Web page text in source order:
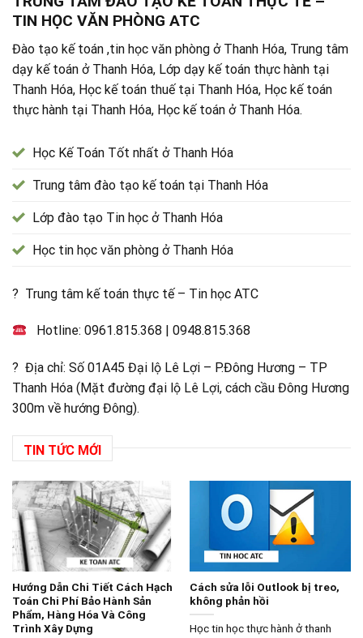
TIN HỌC VĂN PHÒNG ATC
Đào tạo kế toán ,tin học văn phòng ở Thanh Hóa, Trung tâm
dạy kế toán ở Thanh Hóa, Lớp dạy kế toán thực hành tại
Thanh Hóa, Học kế toán thuế tại Thanh Hóa, Học kế toán
thực hành tại Thanh Hóa, Học kế toán ở Thanh Hóa.
Học Kế Toán Tốt nhất ở Thanh Hóa
Trung tâm đào tạo kế toán tại Thanh Hóa
Lớp đào tạo Tin học ở Thanh Hóa
Học tin học văn phòng ở Thanh Hóa
? Trung tâm kế toán thực tế – Tin học ATC
Hotline:0961.815.368 |0948.815.368
? Địa chỉ: Số 01A45 Đại lộ Lê Lợi – P.Đông Hương – TP
Thanh Hóa (Mặt đường đại lộ Lê Lợi, cách cầu Đông Hương
300m về hướng Đông).
TIN TỨC MỚI
Hướng Dẫn Chi Tiết Cách Hạch
Toán Chi Phí Bảo Hành Sản
Phẩm, Hàng Hóa Và Công
Trình Xây Dựng
Cách sửa lỗi Outlook bị treo,
không phản hồi
Học tin học thực hành ở thanh